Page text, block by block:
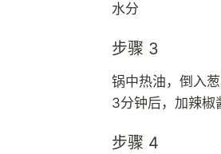
水分
步骤 3
锅中热油，倒入
3分钟后，加辣椒
步骤 4